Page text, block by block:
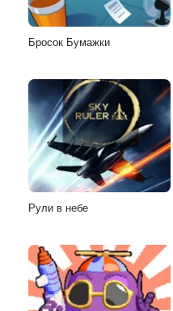
Бросок Бумажки
Рули в небе